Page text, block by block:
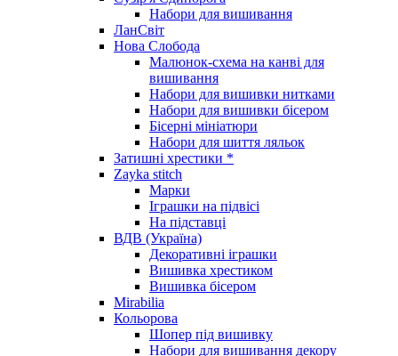
Набори для вишивання
ЛанСвіт
Нова Слобода
Малюнок-схема на канві для
вишивання
Набори для вишивки нитками
Набори для вишивки бісером
Бісерні мініатюри
Набори для шиття ляльок
Затишні хрестики *
Zayka stitch
Марки
Іграшки на підвісі
На підставці
ВДВ (Україна)
Декоративні іграшки
Вишивка хрестиком
Вишивка бісером
Mirabilia
Кольорова
Шопер під вишивку
Набори для вишивання декору